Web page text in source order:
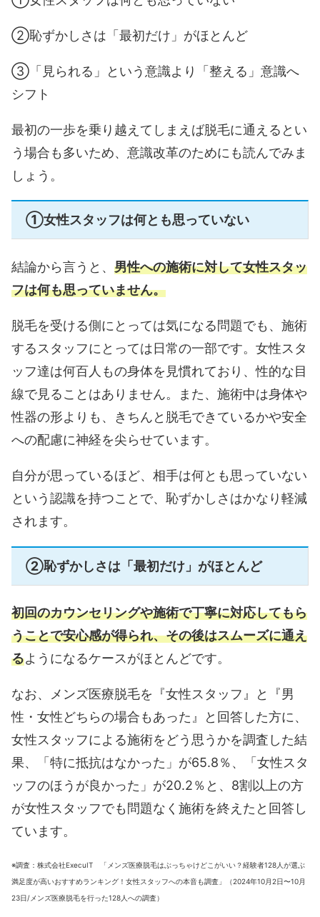
②恥ずかしさは「最初だけ」がほとんど
③「見られる」という意識より「整える」意識へ
シフト
最初の一歩を乗り越えてしまえば脱毛に通えるとい
う場合も多いため、意識改革のためにも読んでみま
しょう。
①女性スタッフは何とも思っていない
結論から言うと、 男性への施術に対して女性スタッ
フは何も思っていません。
脱毛を受ける側にとっては気になる問題でも、施術
するスタッフにとっては日常の一部です。女性スタ
ッフ達は何百人もの身体を見慣れており、性的な目
線で見ることはありません。また、施術中は身体や
性器の形よりも、きちんと脱毛できているかや安全
への配慮に神経を尖らせています。
自分が思っているほど、相手は何とも思っていない
という認識を持つことで、恥ずかしさはかなり軽減
されます。
②恥ずかしさは「最初だけ」がほとんど
初回のカウンセリングや施術で丁寧に対応してもら
うことで安心感が得られ、その後はスムーズに通え
るようになるケースがほとんどです。
なお、メンズ医療脱毛を『女性スタッフ』と『男
性・女性どちらの場合もあった』と回答した方に、
女性スタッフによる施術をどう思うかを調査した結
果、「特に抵抗はなかった」が65.8％、「女性スタ
ッフのほうが良かった」が20.2％と、8割以上の方
が女性スタッフでも問題なく施術を終えたと回答し
ています。
※調査： 株式会社ExecuIT 「メンズ医療脱毛はぶっちゃけどこがいい？経験者128人が選ぶ
満足度が高いおすすめランキング！女性スタッフへの本音も調査」（2024年10月2日〜10月
23日/ メンズ医療脱毛を行った128人への調査）